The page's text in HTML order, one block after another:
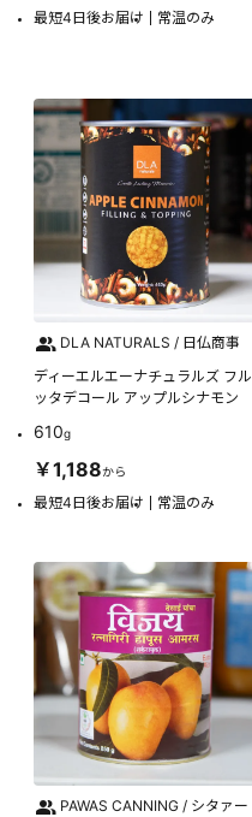
最短4日後お届け 常温のみ
DLA NATURALS / 日仏商事
ディーエルエーナチュラルズ フル
ッタデコール アップルシナモン
610g
￥1,188から
最短4日後お届け 常温のみ
PAWAS CANNING / シタァー